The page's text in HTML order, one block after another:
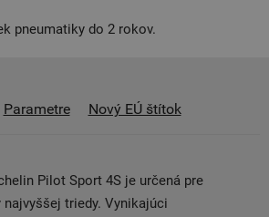
pneumatiky do 2 rokov.
Parametre Nový EÚ štítok
Pilot Sport 4S je určená pre
triedy. Vynikajúci